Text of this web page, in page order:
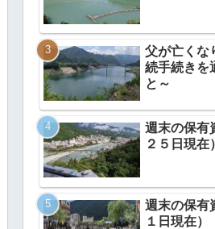
父が亡く
続手続きを
と～
週末の保有
２５日現在）
週末の保有
１日現在）